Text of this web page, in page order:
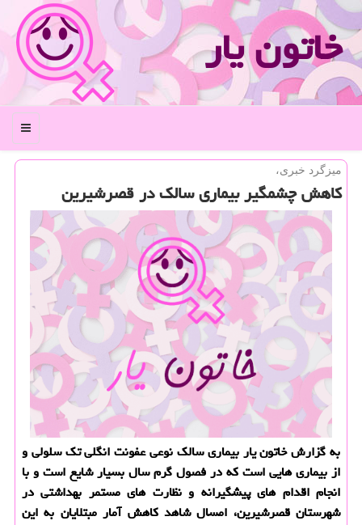
خاتون یار
منو
میزگرد خبری،
كاهش چشمگیر بیماری سالك در قصرشیرین
به گزارش خاتون یار بیماری سالك نوعی عفونت انگلی تك سلولی و
از بیماری هایی است كه در فصول گرم سال بسیار شایع است و با
انجام اقدام های پیشگیرانه و نظارت های مستمر بهداشتی در
شهرستان قصرشیرین، امسال شاهد كاهش آمار مبتلایان به این